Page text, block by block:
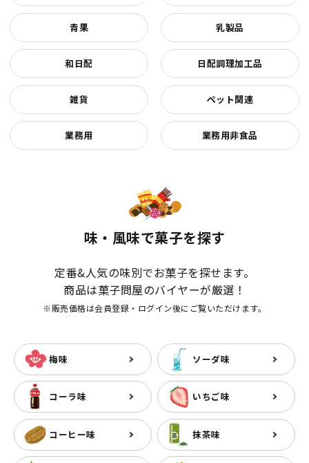
青果 乳製品
和日配 日配調理加工品
雑貨 ペット関連
業務用 業務用非食品
味・風味で菓子を探す
定番&人気の味別でお菓子を探せます。
商品は菓子問屋のバイヤーが厳選！
※販売価格は会員登録・ログイン後にご覧いただけます。
梅味 ソーダ味
コーラ味 いちご味
コーヒー味 抹茶味